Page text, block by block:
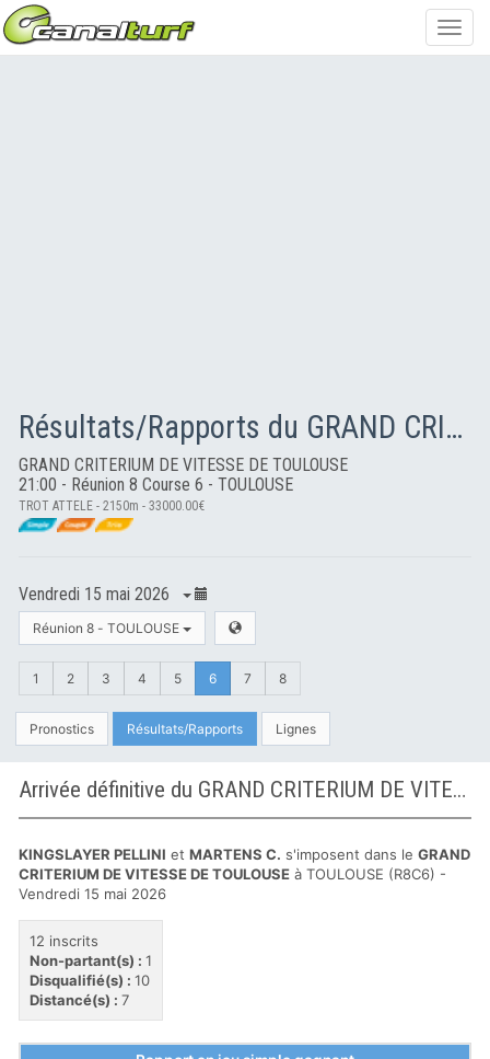
Résultats/Rapports du GRAND CRITERIUM DE VITESSE DE TOULOUSE
GRAND CRITERIUM DE VITESSE DE TOULOUSE
21:00 - Réunion 8 Course 6 - TOULOUSE
TROT ATTELE - 2150m - 33000.00€
Vendredi 15 mai 2026
Réunion 8 - TOULOUSE
1 2 3 4 5 6 7 8
Pronostics Résultats/Rapports Lignes
Arrivée définitive du GRAND CRITERIUM DE VITESSE DE TOULOUSE à TOULOUSE
KINGSLAYER PELLINI et MARTENS C. s'imposent dans le GRAND
CRITERIUM DE VITESSE DE TOULOUSE à TOULOUSE (R8C6) -
Vendredi 15 mai 2026
12 inscrits
Non-partant(s) : 1
Disqualifié(s) : 10
Distancé(s) : 7